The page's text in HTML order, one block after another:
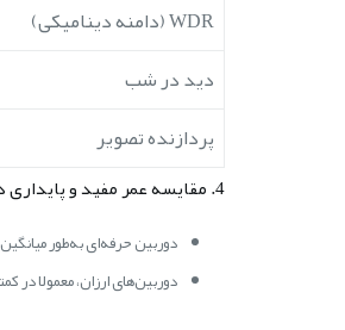
WDR (دامنه دینامیکی)
دید در شب
پردازنده تصویر
4. مقایسه عمر مفید و پایداری در محیط‌های صنعتی
دوربین حرفه‌ای به‌طور میانگین بین ۷ تا ۱۰ سال در محیط‌های
دوربین‌های ارزان، معمولا در کمتر از ۲ سال دچار مشکلات سخت‌افزاری (برد، لنز، کابل